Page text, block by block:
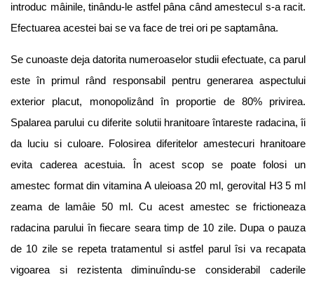
introduc mâinile, tinându-le astfel pâna când amestecul s-a racit.
Efectuarea acestei bai se va face de trei ori pe saptamâna.
Se cunoaste deja datorita numeroaselor studii efectuate, ca parul
este în primul rând responsabil pentru generarea aspectului
exterior placut, monopolizând în proportie de 80% privirea.
Spalarea parului cu diferite solutii hranitoare întareste radacina, îi
da luciu si culoare. Folosirea diferitelor amestecuri hranitoare
evita caderea acestuia. În acest scop se poate folosi un
amestec format din vitamina A uleioasa 20 ml, gerovital H3 5 ml
zeama de lamâie 50 ml. Cu acest amestec se frictioneaza
radacina parului în fiecare seara timp de 10 zile. Dupa o pauza
de 10 zile se repeta tratamentul si astfel parul îsi va recapata
vigoarea si rezistenta diminuîndu-se considerabil caderile